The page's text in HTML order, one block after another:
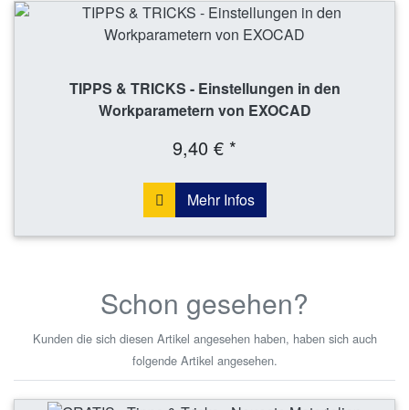
TIPPS & TRICKS - Einstellungen in den
Workparametern von EXOCAD
9,40 € *
Mehr Infos
Schon gesehen?
Kunden die sich diesen Artikel angesehen haben, haben sich auch
folgende Artikel angesehen.